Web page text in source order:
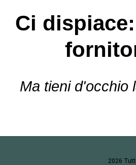
Ci
Ma tieni d'occhio
2026